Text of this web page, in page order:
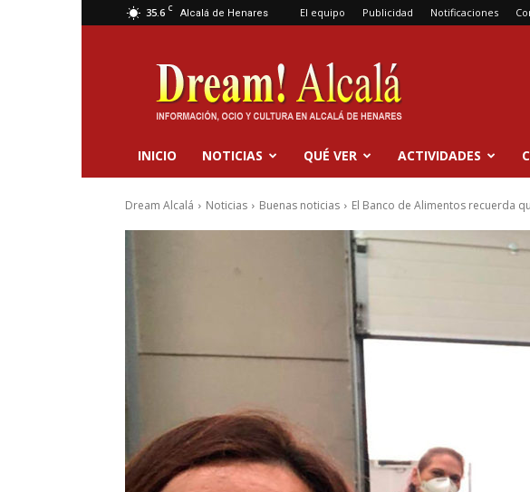
35.6 C Alcalá de Henares El equipo Publicidad Notificaciones
Dream
Alcalá
INICIO NOTICIAS QUÉ VER ACTIVIDADES
Dream Alcalá Noticias Buenas noticias El Banco de Alimentos recuerda